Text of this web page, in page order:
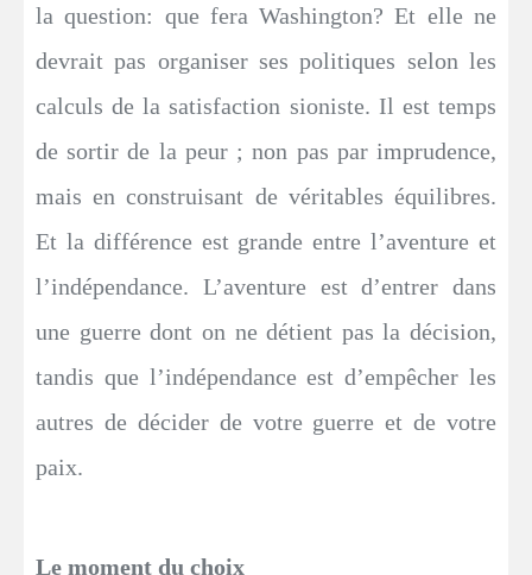
la question: que fera Washington? Et elle ne
devrait pas organiser ses politiques selon les
calculs de la satisfaction sioniste. Il est temps
de sortir de la peur ; non pas par imprudence,
mais en construisant de véritables équilibres.
Et la différence est grande entre l’aventure et
l’indépendance. L’aventure est d’entrer dans
une guerre dont on ne détient pas la décision,
tandis que l’indépendance est d’empêcher les
autres de décider de votre guerre et de votre
paix.
Le moment du choix